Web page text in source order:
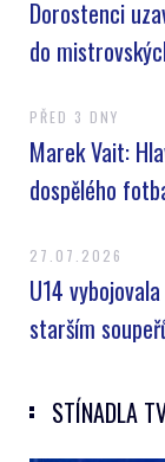
Dorostenci
do
PŘED 3 DNY
Marek Vait:
dospělého
27.07.2026
U14
starším
STÍNADLA